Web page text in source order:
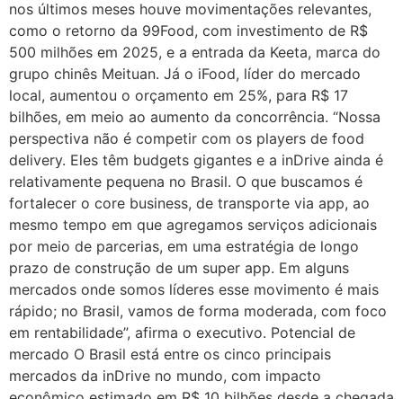
nos últimos meses houve movimentações relevantes,
como o retorno da 99Food, com investimento de R$
500 milhões em 2025, e a entrada da Keeta, marca do
grupo chinês Meituan. Já o iFood, líder do mercado
local, aumentou o orçamento em 25%, para R$ 17
bilhões, em meio ao aumento da concorrência. “Nossa
perspectiva não é competir com os players de food
delivery. Eles têm budgets gigantes e a inDrive ainda é
relativamente pequena no Brasil. O que buscamos é
fortalecer o core business, de transporte via app, ao
mesmo tempo em que agregamos serviços adicionais
por meio de parcerias, em uma estratégia de longo
prazo de construção de um super app. Em alguns
mercados onde somos líderes esse movimento é mais
rápido; no Brasil, vamos de forma moderada, com foco
em rentabilidade”, afirma o executivo. Potencial de
mercado O Brasil está entre os cinco principais
mercados da inDrive no mundo, com impacto